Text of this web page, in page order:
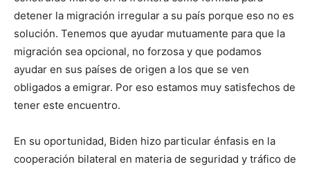
detener la migración irregular a su país porque eso no es
solución. Tenemos que ayudar mutuamente para que la
migración sea opcional, no forzosa y que podamos
ayudar en sus países de origen a los que se ven
obligados a emigrar. Por eso estamos muy satisfechos de
tener este encuentro.
En su oportunidad, Biden hizo particular énfasis en la
cooperación bilateral en materia de seguridad y tráfico de